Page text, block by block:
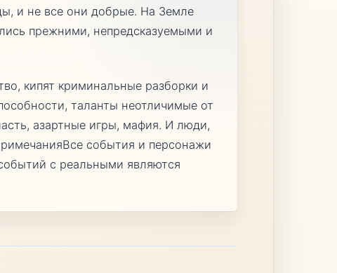
и не все они добрые. На Земле
прежними, непредсказуемыми и
кипят криминальные разборки и
таланты неотличимые от
азартные игры, мафия. И люди,
события и персонажи
с реальными являются